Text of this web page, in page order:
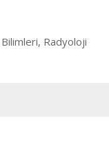
Bilimleri, Radyoloji